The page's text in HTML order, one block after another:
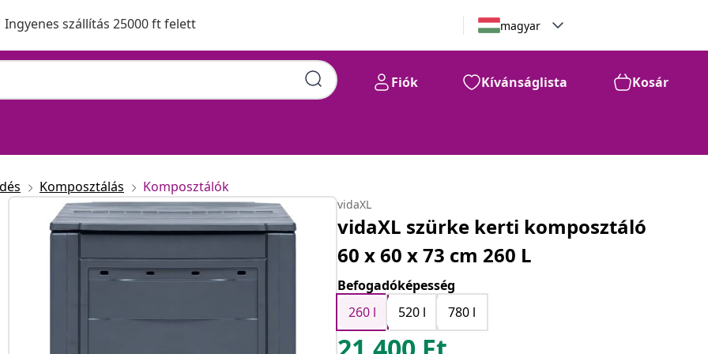
Ingyenes szállítás 25000 ft felett magyar
Fiók Kívánságlista Kosár
Komposztálás Komposztálók
vidaXL
vidaXL szürke kerti komposztáló
60 x 60 x 73 cm 260 L
Befogadóképesség
260 l
520 l 780 l